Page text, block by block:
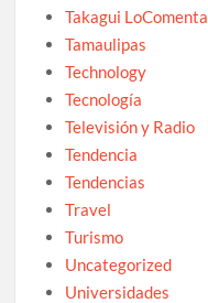
Takagui LoComenta
Tamaulipas
Technology
Tecnología
Televisión y Radio
Tendencia
Tendencias
Travel
Turismo
Uncategorized
Universidades